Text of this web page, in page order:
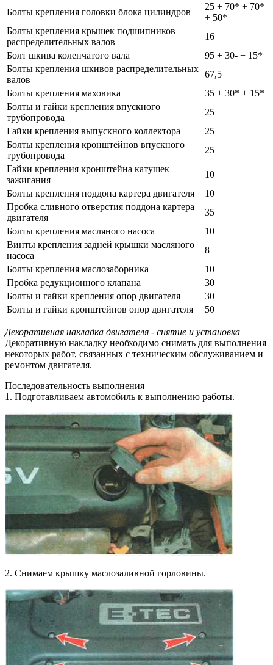
Болты крепления головки блока цилиндров
25 + 70* + 70*
+ 50*
Болты крепления крышек подшипников
распределительных валов
16
Болт шкива коленчатого вала
95 + 30- + 15*
Болты крепления шкивов распределительных
валов
67,5
Болты крепления маховика
35 + 30* + 15*
Болты и гайки крепления впускного
трубопровода
25
Гайки крепления выпускного коллектора
25
Болты крепления кронштейнов впускного
трубопровода
25
Гайки крепления кронштейна катушек
зажигания
10
Болты крепления поддона картера двигателя
10
Пробка сливного отверстия поддона картера
двигателя
35
Болты крепления масляного насоса
10
Винты крепления задней крышки масляного
насоса
8
Болты крепления маслозаборника
10
Пробка редукционного клапана
30
Болты и гайки крепления опор двигателя
30
Болты и гайки кронштейнов опор двигателя
50
Декоративная накладка двигателя - снятие и установка
Декоративную накладку необходимо снимать для выполнения
некоторых работ, связанных с техническим обслуживанием и
ремонтом двигателя.
Последовательность выполнения
1. Подготавливаем автомобиль к выполнению работы.
2. Снимаем крышку маслозаливной горловины.